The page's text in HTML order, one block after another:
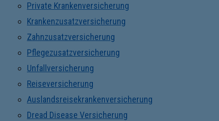
Private Krankenversicherung
Krankenzusatzversicherung
Zahnzusatzversicherung
Pflegezusatzversicherung
Unfallversicherung
Reiseversicherung
Auslandsreisekrankenversicherung
Dread Disease Versicherung